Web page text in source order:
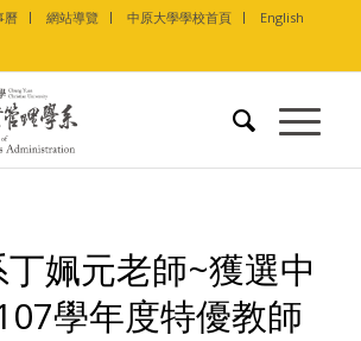
曆 網站導覽 中原大學學校首頁 English
姵元老師~獲選中
學年度特優教師